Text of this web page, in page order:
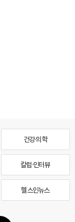
건강·의학
칼럼·인터뷰
헬스인뉴스